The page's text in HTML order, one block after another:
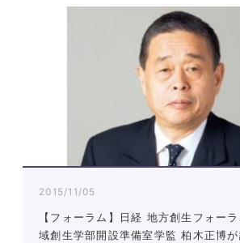
2015/11/05
【フォーラム】日経 地方創生フォ
域創生学部開設準備室学監 柏木正博